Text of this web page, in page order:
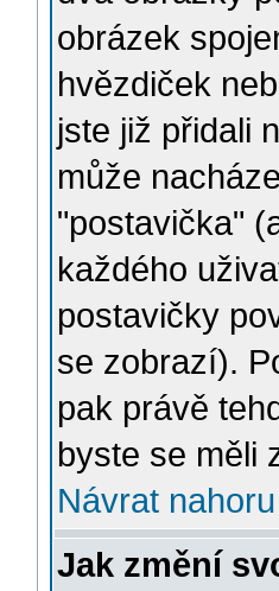
obrázek
hvězdiček
jste již přidali
může
"postavička"
každého
postavičky
se zobrazí).
pak právě
byste se měli
Návrat nahoru
Jak změní